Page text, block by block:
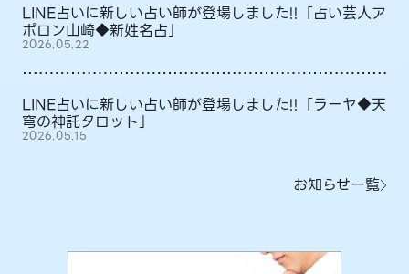
LINE占いに新しい占い師が登場しました!!「占い芸人ア
ポロン山崎◆新姓名占」
2026.05.22
LINE占いに新しい占い師が登場しました!!「ラーヤ◆天
穹の神託タロット」
2026.05.15
お知らせ一覧